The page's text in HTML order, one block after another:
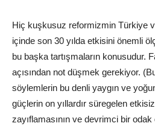
Hiç kuşkusuz reformizmin Türkiye
içinde son 30 yılda etkisini önemli
bu başka tartışmaların konusudur.
açısından not düşmek gerekiyor.
söylemlerin bu denli yaygın ve
güçlerin on yıllardır süregelen
zayıflamasının ve devrimci bir